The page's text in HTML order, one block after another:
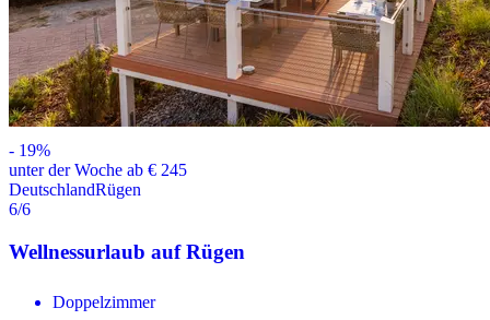
- 19%
unter der Woche ab € 245
DeutschlandRügen
6/6
Wellnessurlaub auf Rügen
Doppelzimmer